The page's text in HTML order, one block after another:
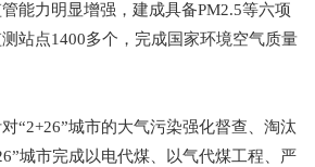
能力明显增强，建成具备PM2.5等六项
站点1400多个，完成国家环境空气质量
“2+26”城市的大气污染强化督查、淘汰
城市完成以电代煤、以气代煤工程、严